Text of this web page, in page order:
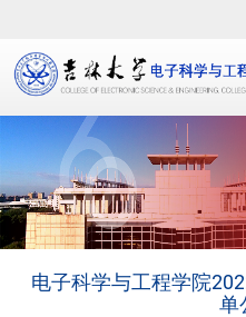
电子科学与工程学院
单